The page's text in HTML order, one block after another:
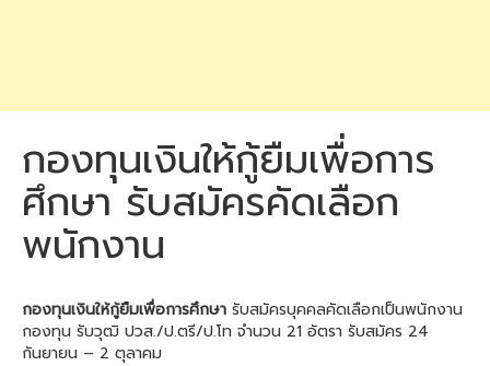
กองทุนเงินให้กู้ยืมเพื่อการ
ศึกษา รับสมัครคัดเลือก
พนักงาน
กองทุนเงินให้กู้ยืมเพื่อการศึกษา รับสมัครบุคคลคัดเลือกเป็นพนักงาน
กองทุน รับวุฒิ ปวส./ป.ตรี/ป.โท จำนวน 21 อัตรา รับสมัคร 24
กันยายน – 2 ตุลาคม